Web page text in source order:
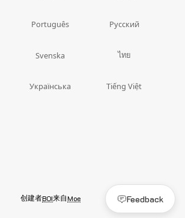
Português Русский
Svenska ไทย
Українська Tiếng Việt
创建者BOI来自Moe Feedback